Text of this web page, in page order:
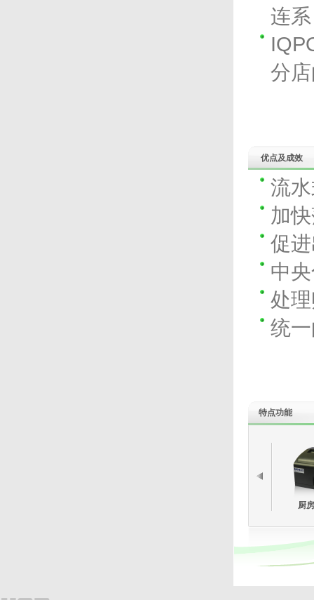
连
分
优点及成效
流
加
促
中
处
统
特点功能
厨